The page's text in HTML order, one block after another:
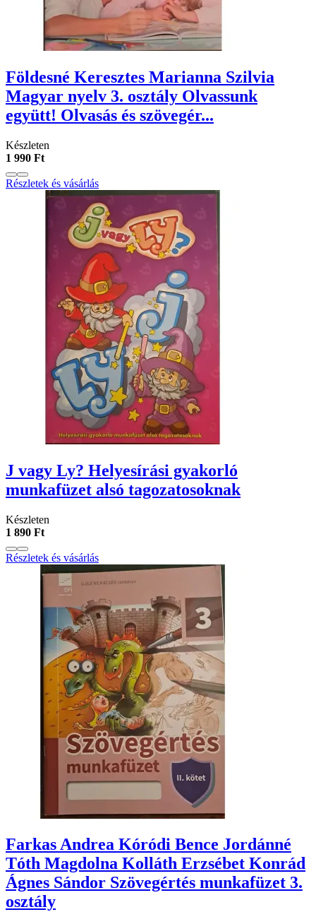
Földesné Keresztes Marianna Szilvia
Magyar nyelv 3. osztály Olvassunk
együtt! Olvasás és szövegér...
Készleten
1 990 Ft
Részletek és vásárlás
J vagy Ly? Helyesírási gyakorló
munkafüzet alsó tagozatosoknak
Készleten
1 890 Ft
Részletek és vásárlás
Farkas Andrea Kóródi Bence Jordánné
Tóth Magdolna Kolláth Erzsébet Konrád
Ágnes Sándor Szövegértés munkafüzet 3.
osztály